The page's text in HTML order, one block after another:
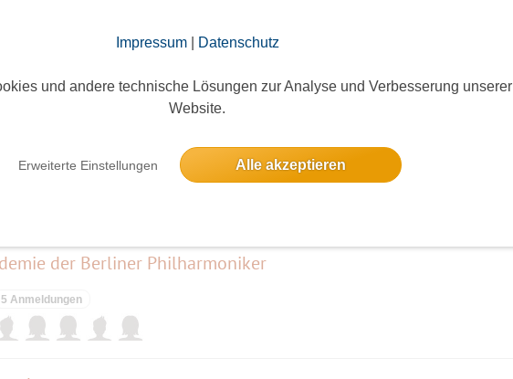
Impressum| Datenschutz
und andere technische Lösungen zur Analyse und Verbesserung unserer
Website.
Erweiterte Einstellungen Alle akzeptieren
Tag
der Berliner Philharmoniker
5 Anmeldungen